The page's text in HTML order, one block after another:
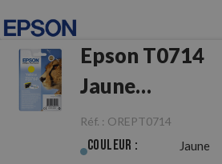
Epson T0714
Jaune
Originale
Réf. : OREPT0714
Couleur : Jaune